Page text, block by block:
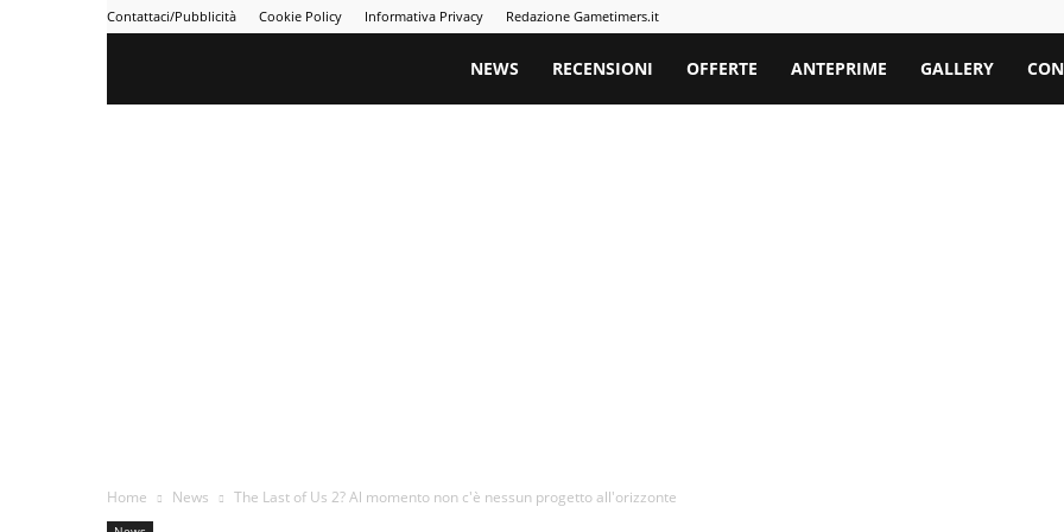
Contattaci/Pubblicità Cookie Policy Informativa Privacy Redazione Gametimers.it
Gametimers
NEWS RECENSIONI OFFERTE ANTEPRIME GALLERY
Home News The Last of Us 2? Al momento non c'è nessun progetto all'orizzonte